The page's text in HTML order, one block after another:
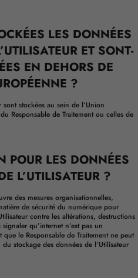
LES DONNÉES
ET SONT-
EN DEHORS DE
?
stockées au sein de l’Union
Responsable de Traitement ou celles de
POUR LES DONNÉES
L’UTILISATEUR ?
des mesures organisationnelles,
de sécurité du numérique pour
contre les altérations, destructions
qu’internet n’est pas un
le Responsable de Traitement ne peut
stockage des données de l’Utilisateur